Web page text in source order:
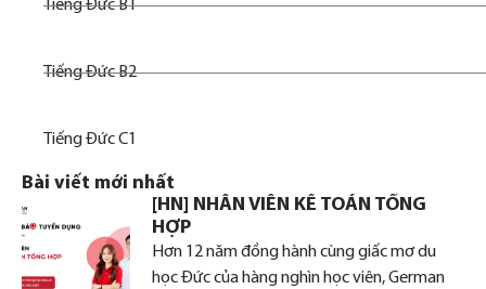
Tiếng Đức B1
Tiếng Đức B2
Tiếng Đức C1
Bài viết mới nhất
[HN] NHÂN VIÊN KẾ TOÁN TỔNG
HỢP
Hơn 12 năm đồng hành cùng giấc mơ du
học Đức của hàng nghìn học viên, German